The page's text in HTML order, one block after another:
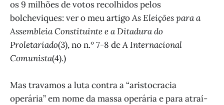
os 9 milhões de votos recolhidos pelos
bolcheviques: ver o meu artigoAs Eleições para a
Assembleia Constituinte e a Ditadura do
Proletariado(3), no n.º 7-8 deA Internacional
Comunista(4).)
Mas travamos a luta contra a “aristocracia
operária” em nome da massa operária e para atraí-